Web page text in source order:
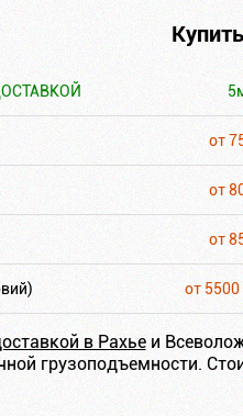
от
от
от
от
в Рахьеи
грузоподъемности.